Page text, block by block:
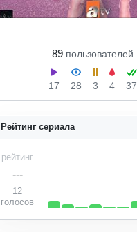
89 пользователей
17 28 3 4 37
Рейтинг сериала
рейтинг
---
12
голосов